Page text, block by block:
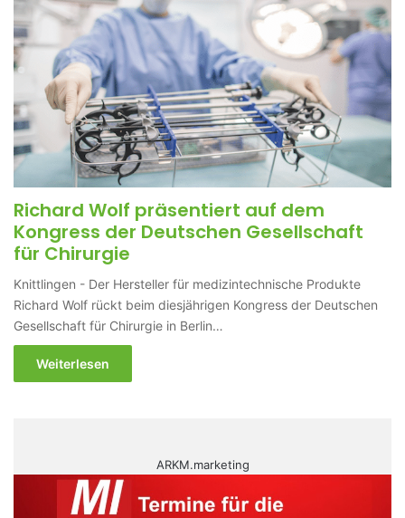
Richard Wolf präsentiert auf dem
Kongress der Deutschen Gesellschaft
für Chirurgie
Knittlingen - Der Hersteller für medizintechnische Produkte
Richard Wolf rückt beim diesjährigen Kongress der Deutschen
Gesellschaft für Chirurgie in Berlin…
Weiterlesen
ARKM.marketing